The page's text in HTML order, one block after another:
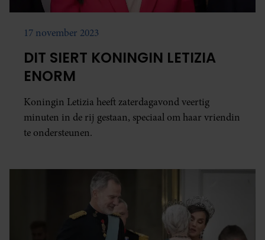
17 november 2023
DIT SIERT KONINGIN LETIZIA
ENORM
Koningin Letizia heeft zaterdagavond veertig
minuten in de rij gestaan, speciaal om haar vriendin
te ondersteunen.